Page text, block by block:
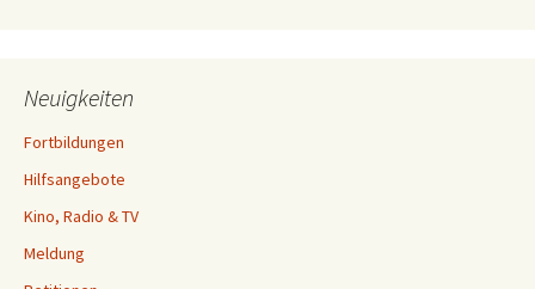
Neuigkeiten
Fortbildungen
Hilfsangebote
Kino, Radio & TV
Meldung